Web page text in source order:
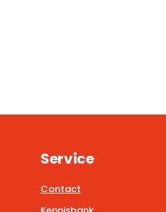
Service
Contact